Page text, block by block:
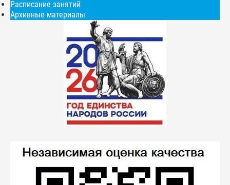
Расписание занятий
Архивные материалы